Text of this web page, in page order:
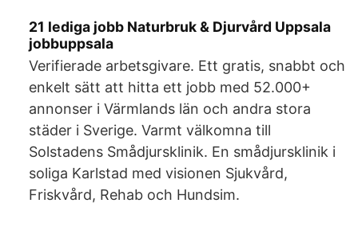
21 lediga jobb Naturbruk & Djurvård Uppsala
jobbuppsala
Verifierade arbetsgivare. Ett gratis, snabbt och
enkelt sätt att hitta ett jobb med 52.000+
annonser i Värmlands län och andra stora
städer i Sverige. Varmt välkomna till
Solstadens Smådjursklinik. En smådjursklinik i
soliga Karlstad med visionen Sjukvård,
Friskvård, Rehab och Hundsim.